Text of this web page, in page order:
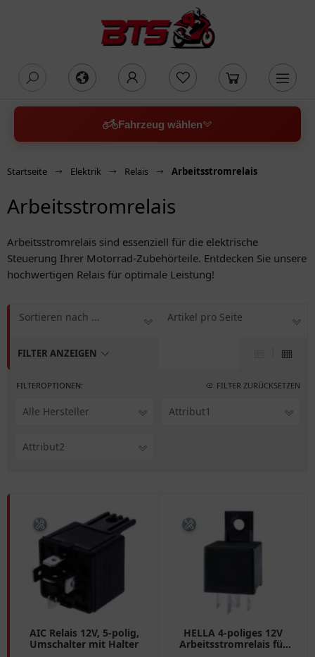
Fahrzeug wählen
Startseite Elektrik Relais Arbeitsstromrelais
Arbeitsstromrelais
Arbeitsstromrelais sind essenziell für die elektrische
Steuerung Ihrer Motorrad-Zubehörteile. Entdecken Sie unsere
hochwertigen Relais für optimale Leistung!
FILTER ANZEIGEN
Sortieren nach ... Artikel pro Seite
FILTEROPTIONEN: FILTER ZURÜCKSETZEN
Alle Hersteller Attribut1
Attribut2
AIC Relais 12V, 5-polig,
Umschalter mit Halter
HELLA 4-poliges 12V
Arbeitsstromrelais für